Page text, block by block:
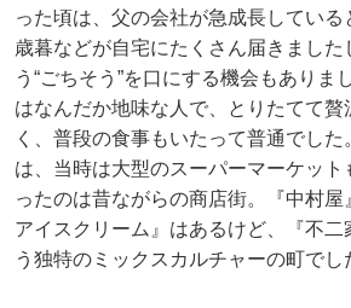
った頃は、父の会社が急成長してい
歳暮などが自宅にたくさん届きました
う“ごちそう”を口にする機会もありま
はなんだか地味な人で、とりたてて贅
く、普段の食事もいたって普通でし
は、当時は大型のスーパーマーケット
ったのは昔ながらの商店街。『中村
アイスクリーム』はあるけど、『不
う独特のミックスカルチャーの町でし